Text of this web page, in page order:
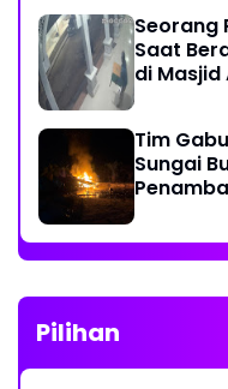
Seorang
Saat
di Masjid
Tim
Sungai
Pilihan